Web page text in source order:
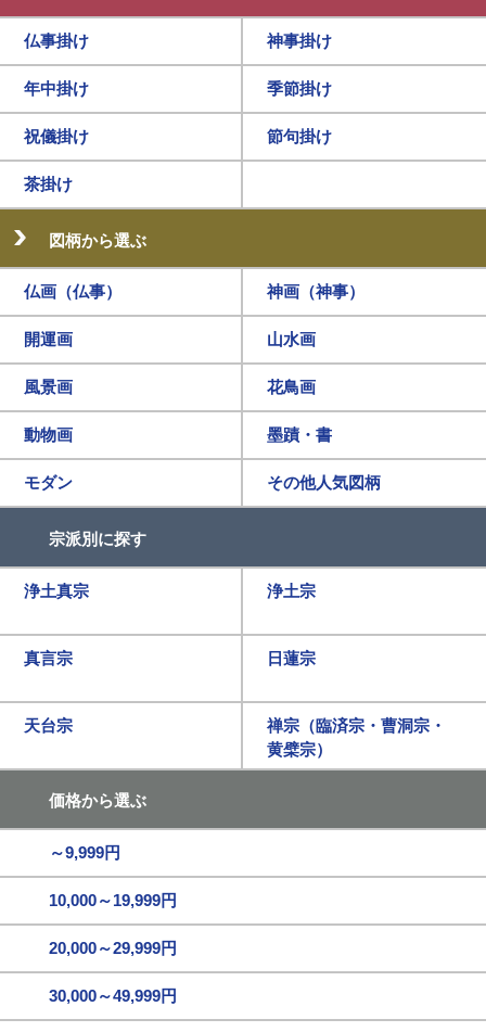
仏事掛け 神事掛け
年中掛け 季節掛け
祝儀掛け 節句掛け
茶掛け
図柄から選ぶ
仏画（仏事） 神画（神事）
開運画 山水画
風景画 花鳥画
動物画 墨蹟・書
モダン その他人気図柄
宗派別に探す
浄土真宗 浄土宗
真言宗 日蓮宗
天台宗
禅宗（臨済宗・曹洞宗・
黄檗宗）
価格から選ぶ
～9,999円
10,000～19,999円
20,000～29,999円
30,000～49,999円